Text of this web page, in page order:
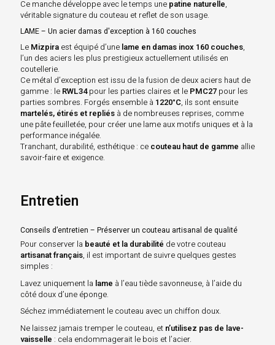
Ce manche développe avec le temps une patine naturelle,
véritable signature du couteau et reflet de son usage.
LAME – Un acier damas d'exception à 160 couches
Le Mizpiraest équipé d’une lame en damas inox 160 couches,
l’un des aciers les plus prestigieux actuellement utilisés en
coutellerie.
Ce métal d’exception est issu de la fusion de deux aciers haut de
gamme : le RWL34pour les parties claires et le PMC27pour les
parties sombres. Forgés ensemble à 1220°C, ils sont ensuite
martelés, étirés et repliésà de nombreuses reprises, comme
une pâte feuilletée, pour créer une lame aux motifs uniques et à la
performance inégalée.
Tranchant, durabilité, esthétique : ce couteau haut de gamme allie
savoir-faire et exigence.
Entretien
Conseils d’entretien – Préserver un couteau artisanal de qualité
Pour conserver la beauté et la durabilité de votre couteau
artisanat français, il est important de suivre quelques gestes
simples :
Lavez uniquement la lame à l’eau tiède savonneuse, à l’aide du
côté doux d’une éponge.
Séchez immédiatement le couteau avec un chiffon doux.
Ne laissez jamais tremper le couteau, et n’utilisez pas de lave-
vaisselle : cela endommagerait le bois et l’acier.